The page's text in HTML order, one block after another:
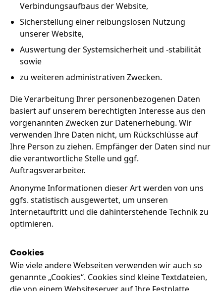
Verbindungsaufbaus der Website,
Sicherstellung einer reibungslosen Nutzung
unserer Website,
Auswertung der Systemsicherheit und -stabilität
sowie
zu weiteren administrativen Zwecken.
Die Verarbeitung Ihrer personenbezogenen Daten
basiert auf unserem berechtigten Interesse aus den
vorgenannten Zwecken zur Datenerhebung. Wir
verwenden Ihre Daten nicht, um Rückschlüsse auf
Ihre Person zu ziehen. Empfänger der Daten sind nur
die verantwortliche Stelle und ggf.
Auftragsverarbeiter.
Anonyme Informationen dieser Art werden von uns
ggfs. statistisch ausgewertet, um unseren
Internetauftritt und die dahinterstehende Technik zu
optimieren.
Cookies
Wie viele andere Webseiten verwenden wir auch so
genannte „Cookies“. Cookies sind kleine Textdateien,